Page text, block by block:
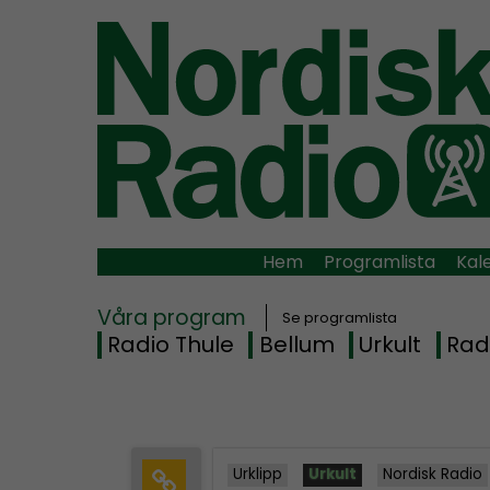
Hem Programlista
Våra program Se programlista
Radio Thule Bellum Urkult
Urklipp Urkult Nordisk Radio